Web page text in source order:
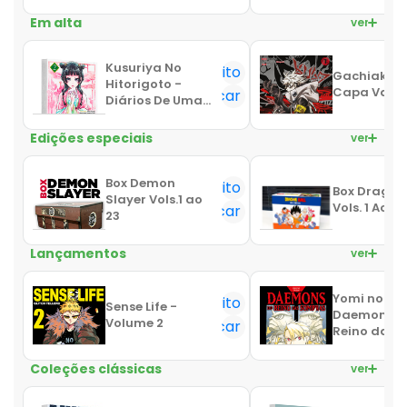
Em alta ver mais
Kusuriya No
Hitorigoto -
Diários De Uma
Favorito
Notificar
Capa
Edições especiais ver mais
Box Demon
Slayer Vols.1 ao
23
Favorito
Notificar
Box
Vols. 1 Ao 21
Lançamentos ver mais
Sense Life -
Volume 2
Favorito
Notificar
Yomi no
Daemons
Reino das
Coleções clássicas ver mais